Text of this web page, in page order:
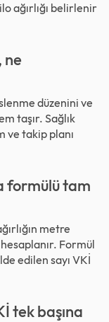
ağırlığı belirlenir
ne
düzenini ve
taşır. Sağlık
ve takip planı
formülü tam
metre
Formül
edilen sayı VKİ
tek başına